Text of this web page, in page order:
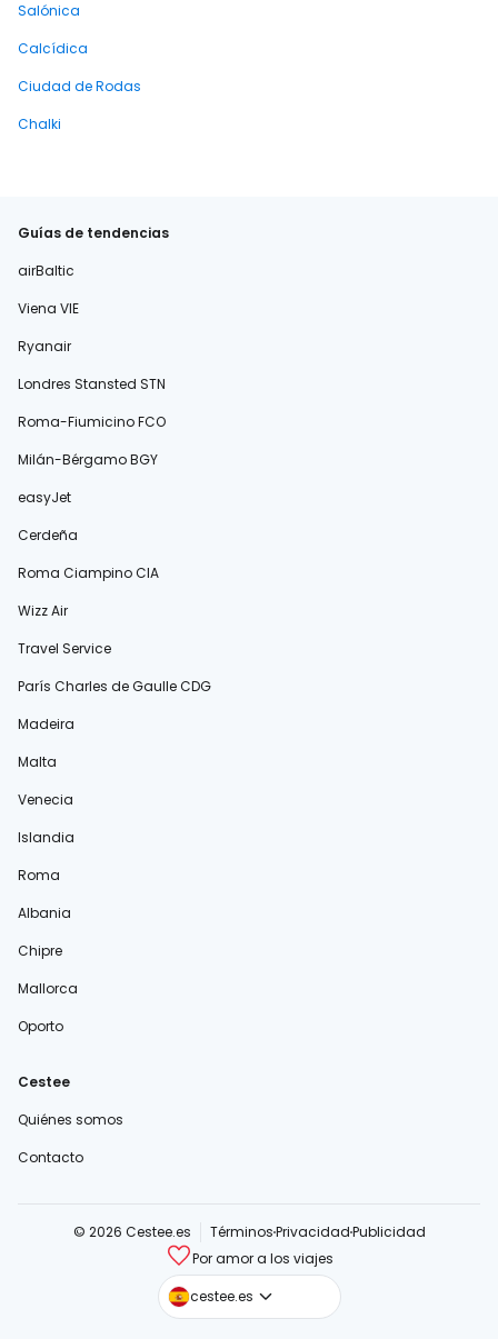
Salónica
Calcídica
Ciudad de Rodas
Chalki
Guías de tendencias
airBaltic
Viena VIE
Ryanair
Londres Stansted STN
Roma-Fiumicino FCO
Milán-Bérgamo BGY
easyJet
Cerdeña
Roma Ciampino CIA
Wizz Air
Travel Service
París Charles de Gaulle CDG
Madeira
Malta
Venecia
Islandia
Roma
Albania
Chipre
Mallorca
Oporto
Cestee
Quiénes somos
Contacto
© 2026 Cestee.es TérminosPrivacidadPublicidad
Por amor a los viajes
cestee.es
cestee.com
cestee.sk